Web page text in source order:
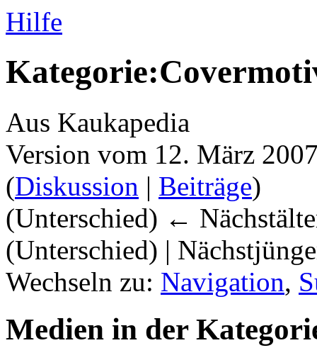
Hilfe
Aus Kaukapedia
Version vom 12. März
(Diskussion | Beiträge)
(Unterschied) ←
(Unterschied) |
Wechseln zu: Navigation,
Medien in der